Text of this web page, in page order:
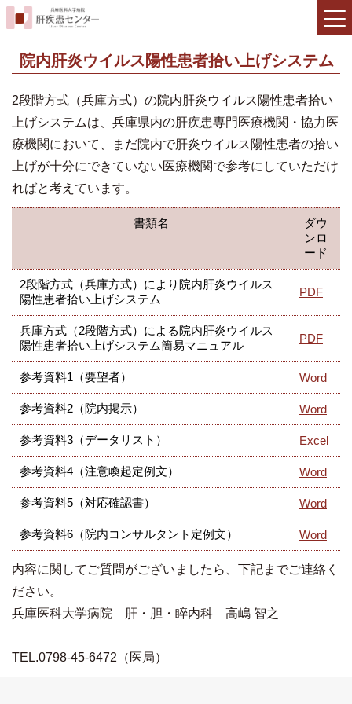
院内肝炎ウイルス陽性患者拾い上げシステム
2段階方式（兵庫方式）の院内肝炎ウイルス陽性患者拾い
上げシステムは、兵庫県内の肝疾患専門医療機関・協力医
療機関において、まだ院内で肝炎ウイルス陽性患者の拾い
上げが十分にできていない医療機関で参考にしていただけ
ればと考えています。
書類名
ダウ
ンロ
ード
2段階方式（兵庫方式）により院内肝炎ウイルス
陽性患者拾い上げシステム
PDF
兵庫方式（2段階方式）による院内肝炎ウイルス
陽性患者拾い上げシステム簡易マニュアル
PDF
参考資料1（要望者） Word
参考資料2（院内掲示） Word
参考資料3（データリスト） Excel
参考資料4（注意喚起定例文） Word
参考資料5（対応確認書） Word
参考資料6（院内コンサルタント定例文） Word
内容に関してご質問がございましたら、下記までご連絡く
ださい。
兵庫医科大学病院 肝・胆・睟内科 高嶋 智之
TEL.0798-45-6472（医局）